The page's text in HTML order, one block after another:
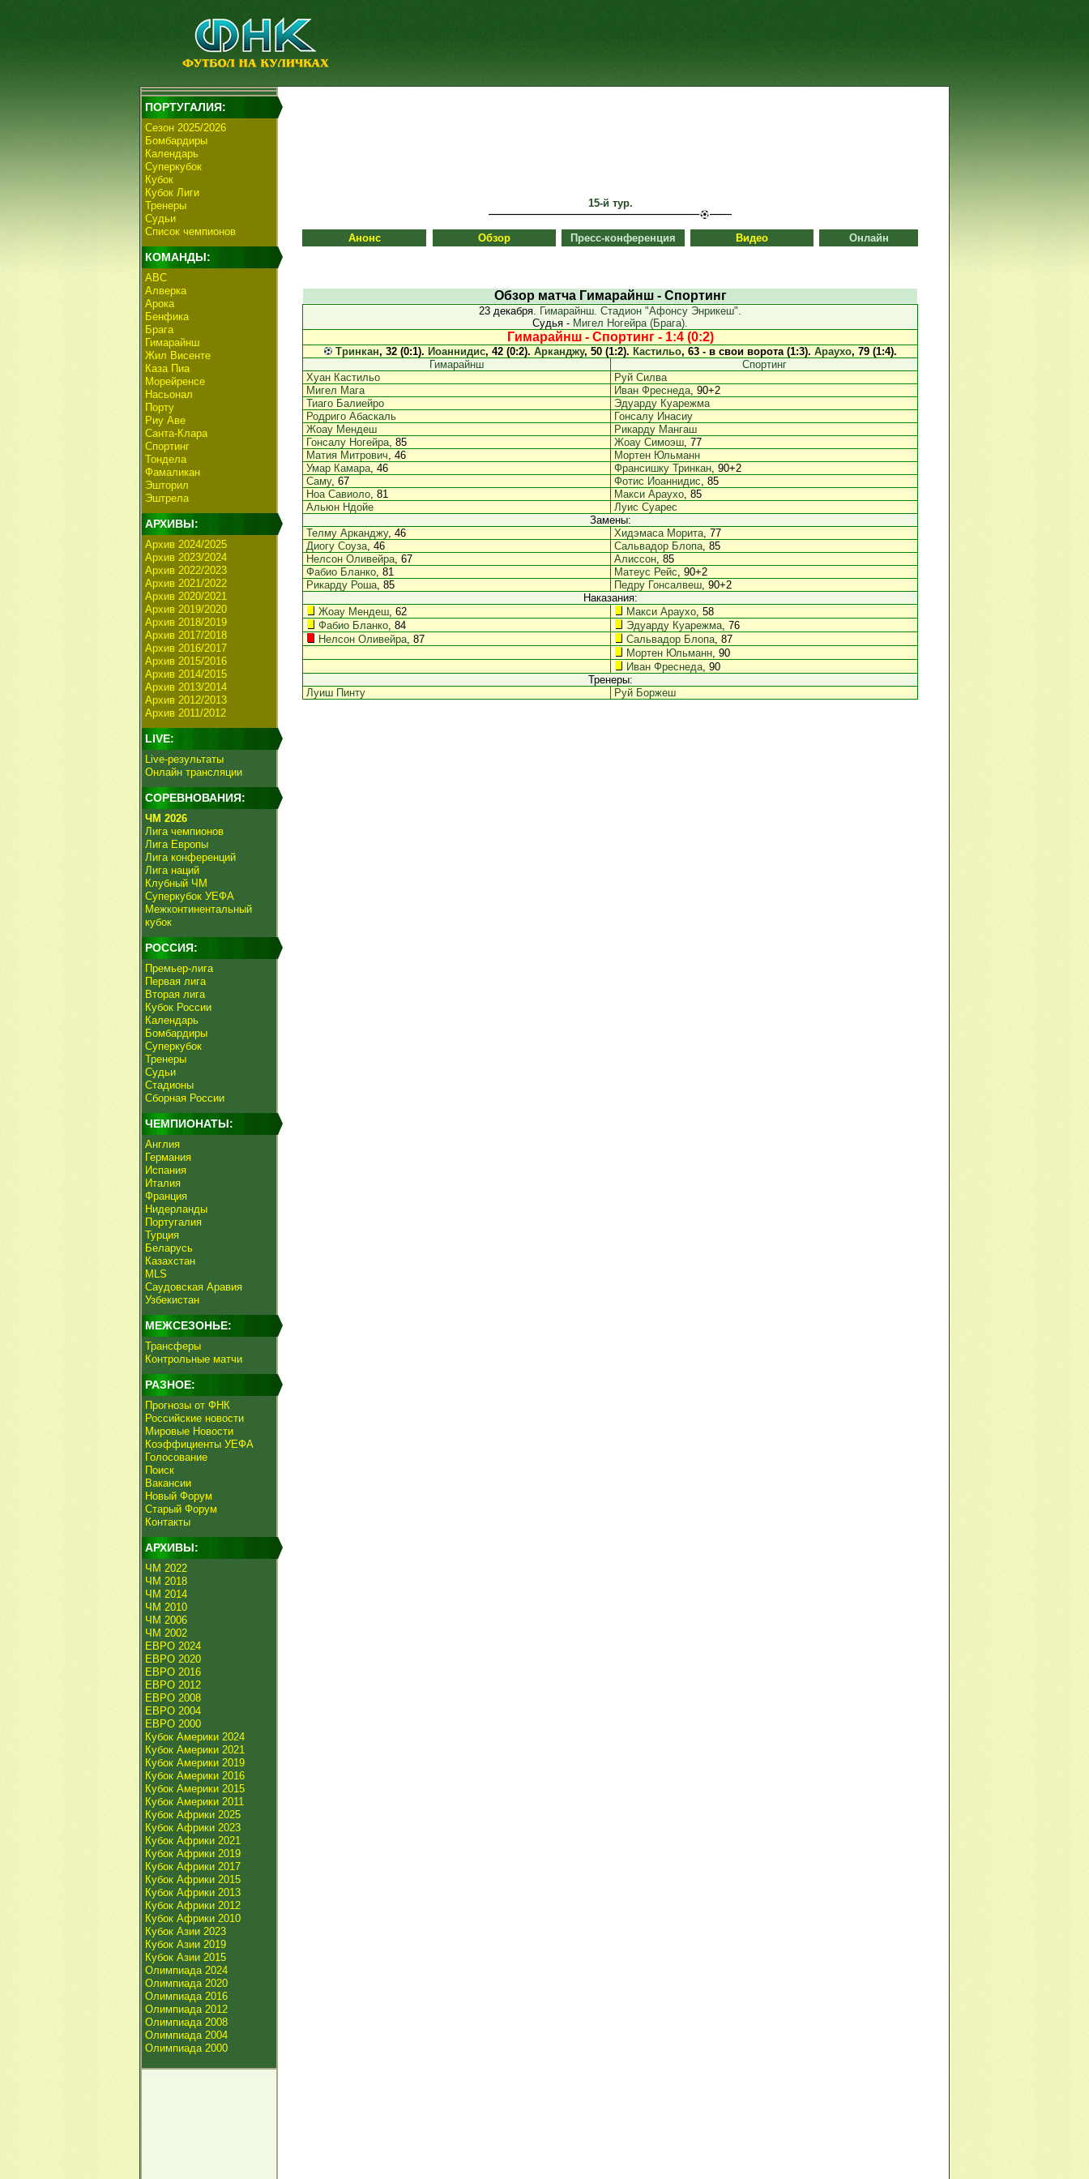
ПОРТУГАЛИЯ:
Сезон 2025/2026
Бомбардиры
Календарь
Суперкубок
Кубок
Кубок Лиги
Тренеры
Судьи
Список чемпионов
КОМАНДЫ:
АВС
Алверка
Арока
Бенфика
Брага
Гимарайнш
Жил Висенте
Каза Пиа
Морейренсе
Насьонал
Порту
Риу Аве
Санта-Клара
Спортинг
Тондела
Фамаликан
Эшторил
Эштрела
АРХИВЫ:
Архив 2024/2025
Архив 2023/2024
Архив 2022/2023
Архив 2021/2022
Архив 2020/2021
Архив 2019/2020
Архив 2018/2019
Архив 2017/2018
Архив 2016/2017
Архив 2015/2016
Архив 2014/2015
Архив 2013/2014
Архив 2012/2013
Архив 2011/2012
LIVE:
Live-результаты
Онлайн трансляции
СОРЕВНОВАНИЯ:
ЧМ 2026
Лига чемпионов
Лига Европы
Лига конференций
Лига наций
Клубный ЧМ
Суперкубок УЕФА
Межконтинентальный
кубок
РОССИЯ:
Премьер-лига
Первая лига
Вторая лига
Кубок России
Календарь
Бомбардиры
Суперкубок
Тренеры
Судьи
Стадионы
Сборная России
ЧЕМПИОНАТЫ:
Англия
Германия
Испания
Италия
Франция
Нидерланды
Португалия
Турция
Беларусь
Казахстан
MLS
Саудовская Аравия
Узбекистан
МЕЖСЕЗОНЬЕ:
Трансферы
Контрольные матчи
РАЗНОЕ:
Прогнозы от ФНК
Российские новости
Мировые Новости
Коэффициенты УЕФА
Голосование
Поиск
Вакансии
Новый Форум
Старый Форум
Контакты
АРХИВЫ:
ЧМ 2022
ЧМ 2018
ЧМ 2014
ЧМ 2010
ЧМ 2006
ЧМ 2002
ЕВРО 2024
ЕВРО 2020
ЕВРО 2016
ЕВРО 2012
ЕВРО 2008
ЕВРО 2004
ЕВРО 2000
Кубок Америки 2024
Кубок Америки 2021
Кубок Америки 2019
Кубок Америки 2016
Кубок Америки 2015
Кубок Америки 2011
Кубок Африки 2025
Кубок Африки 2023
Кубок Африки 2021
Кубок Африки 2019
Кубок Африки 2017
Кубок Африки 2015
Кубок Африки 2013
Кубок Африки 2012
Кубок Африки 2010
Кубок Азии 2023
Кубок Азии 2019
Кубок Азии 2015
Олимпиада 2024
Олимпиада 2020
Олимпиада 2016
Олимпиада 2012
Олимпиада 2008
Олимпиада 2004
Олимпиада 2000
15-й тур.
Анонс Обзор Пресс-конференция Видео Онлайн
Обзор матча Гимарайнш - Спортинг
23 декабря. Гимарайнш. Стадион "Афонсу Энрикеш".
Судья - Мигел Ногейра (Брага).
Гимарайнш - Спортинг - 1:4 (0:2)
Тринкан, 32 (0:1). Иоаннидис, 42 (0:2). Арканджу, 50 (1:2). Кастильо, 63 - в свои ворота (1:3). Араухо, 79 (1:4).
Гимарайнш
Спортинг
Хуан Кастильо
Руй Силва
Мигел Мага
Иван Фреснеда, 90+2
Тиаго Балиейро
Эдуарду Куарежма
Родриго Абаскаль
Гонсалу Инасиу
Жоау Мендеш
Рикарду Мангаш
Гонсалу Ногейра, 85 Жоау Симоэш, 77
Матия Митрович, 46
Мортен Юльманн
Умар Камара, 46 Франсишку Тринкан, 90+2
Саму, 67 Фотис Иоаннидис, 85
Ноа Савиоло, 81 Макси Араухо, 85
Альюн Ндойе
Луис Суарес
Замены:
Телму Арканджу, 46 Хидэмаса Морита, 77
Диогу Соуза, 46 Сальвадор Блопа, 85
Нелсон Оливейра, 67 Алиссон, 85
Фабио Бланко, 81 Матеус Рейс, 90+2
Рикарду Роша, 85 Педру Гонсалвеш, 90+2
Наказания:
Жоау Мендеш, 62 Макси Араухо, 58
Фабио Бланко, 84 Эдуарду Куарежма, 76
Нелсон Оливейра, 87 Сальвадор Блопа, 87
Мортен Юльманн, 90
Иван Фреснеда, 90
Тренеры:
Луиш Пинту
Руй Боржеш